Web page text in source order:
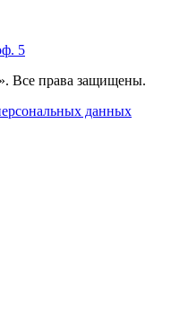
5
Все права защищены.
данных